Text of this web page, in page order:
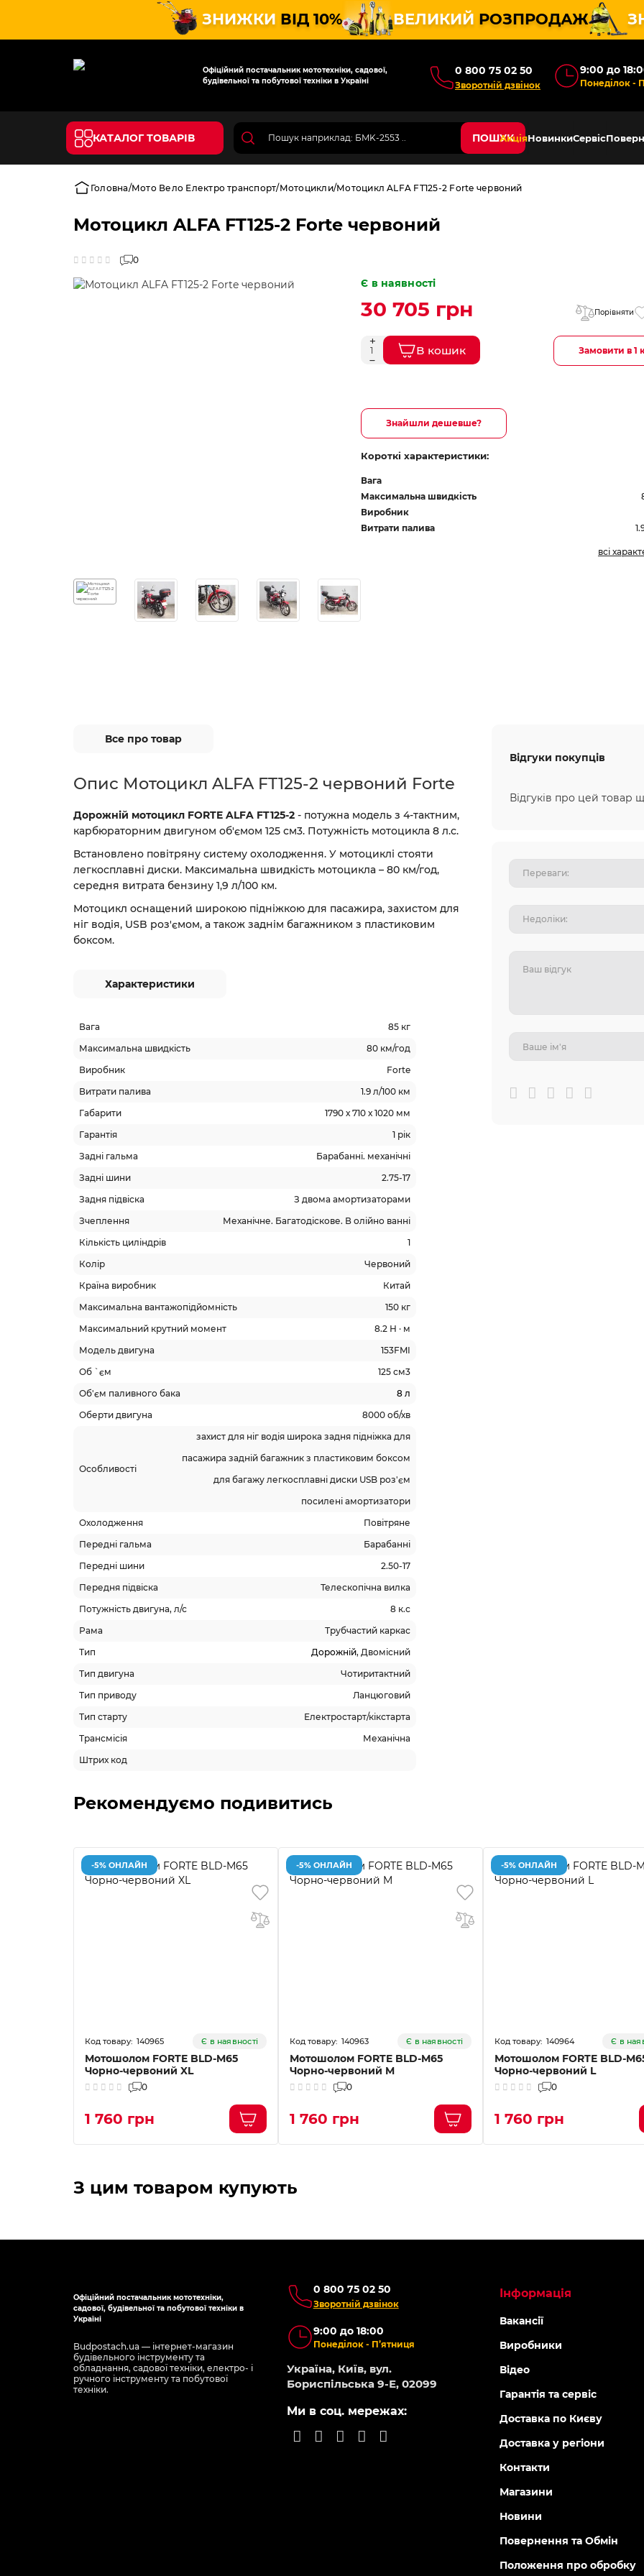
ЗНИЖКИ ВІД 10% ВЕЛИКИЙ РОЗПРОДАЖ
Офіційний постачальник мототехніки, садової,
будівельної та побутової техніки в Україні
0 800 75 02 50
Зворотній дзвінок
9:00 до
Понеділок -
КАТАЛОГ ТОВАРІВ ПОШУКАкціяНовинкиСервіс
Головна Мото Вело Електро транспорт Мотоцикли Мотоцикл ALFA FT125-2 Forte червоний
Мотоцикл ALFA FT125-2 Forte червоний
0
Є в наявності
30 705 грн Порівняти
В кошик Замовити в 1
Знайшли дешевше?
Короткі характеристики:
Вага
Максимальна швидкість
Виробник
Витрати палива
всі
Все про товар
Опис Мотоцикл ALFA FT125-2 червоний Forte
Дорожній мотоцикл FORTE ALFA FT125-2 - потужна модель з 4-тактним,
карбюраторним двигуном об'ємом 125 см3. Потужність мотоцикла 8 л.с.
Встановлено повітряну систему охолодження. У мотоциклі стояти
легкосплавні диски. Максимальна швидкість мотоцикла – 80 км/год,
середня витрата бензину 1,9 л/100 км.
Мотоцикл оснащений широкою підніжкою для пасажира, захистом для
ніг водія, USB роз'ємом, а також заднім багажником з пластиковим
боксом.
Характеристики
Вага
85 кг
Максимальна швидкість
80 км/год
Виробник
Forte
Витрати палива
1.9 л/100 км
Габарити
1790 х 710 х 1020 мм
Гарантія
1 рік
Задні гальма
Барабанні. механічні
Задні шини
2.75-17
Задня підвіска
З двома амортизаторами
Зчеплення
Механічне. Багатодіскове. В олійно ванні
Кількість циліндрів
1
Колір
Червоний
Країна виробник
Китай
Максимальна вантажопідйомність
150 кг
Максимальний крутний момент
8.2 Н · м
Модель двигуна
153FMI
Об `єм
125 см3
Об'єм паливного бака
8 л
Оберти двигуна
8000 об/хв
Особливості
захист для ніг водія широка задня підніжка для
пасажира задній багажник з пластиковим боксом
для багажу легкосплавні диски USB роз'єм
посилені амортизатори
Охолодження
Повітряне
Передні гальма
Барабанні
Передні шини
2.50-17
Передня підвіска
Телескопічна вилка
Потужність двигуна, л/с
8 к.с
Рама
Трубчастий каркас
Тип
Дорожній, Двомісний
Тип двигуна
Чотиритактний
Тип приводу
Ланцюговий
Тип старту
Електростарт/кікстарта
Трансмісія
Механічна
Штрих код
Відгуки покупців
Відгуків про цей товар
Рекомендуємо подивитись
-5% ОНЛАЙН
140965 Є в наявності
Мотошолом FORTE BLD-M65
Чорно-червоний XL
0
1 760 грн
-5% ОНЛАЙН
140963 Є в наявності
Мотошолом FORTE BLD-M65
Чорно-червоний M
0
1 760 грн
-5% ОНЛАЙН
140964 Є в
Мотошолом FORTE BLD-
Чорно-червоний L
0
1 760 грн
З цим товаром купують
Офіційний постачальник мототехніки,
садової, будівельної та побутової техніки в
Україні
Budpostach.ua — інтернет-магазин
будівельного інструменту та
обладнання, садової техніки, електро- і
ручного інструменту та побутової
техніки.
0 800 75 02 50
Зворотній дзвінок
9:00 до 18:00
Понеділок - П’ятниця
Україна, Київ, вул.
Бориспільська 9-Е, 02099
Ми в соц. мережах:
Інформація
Вакансії
Виробники
Відео
Гарантія та сервіс
Доставка по Києву
Доставка у регіони
Контакти
Магазини
Новини
Повернення та Обмін
Положення про обробку